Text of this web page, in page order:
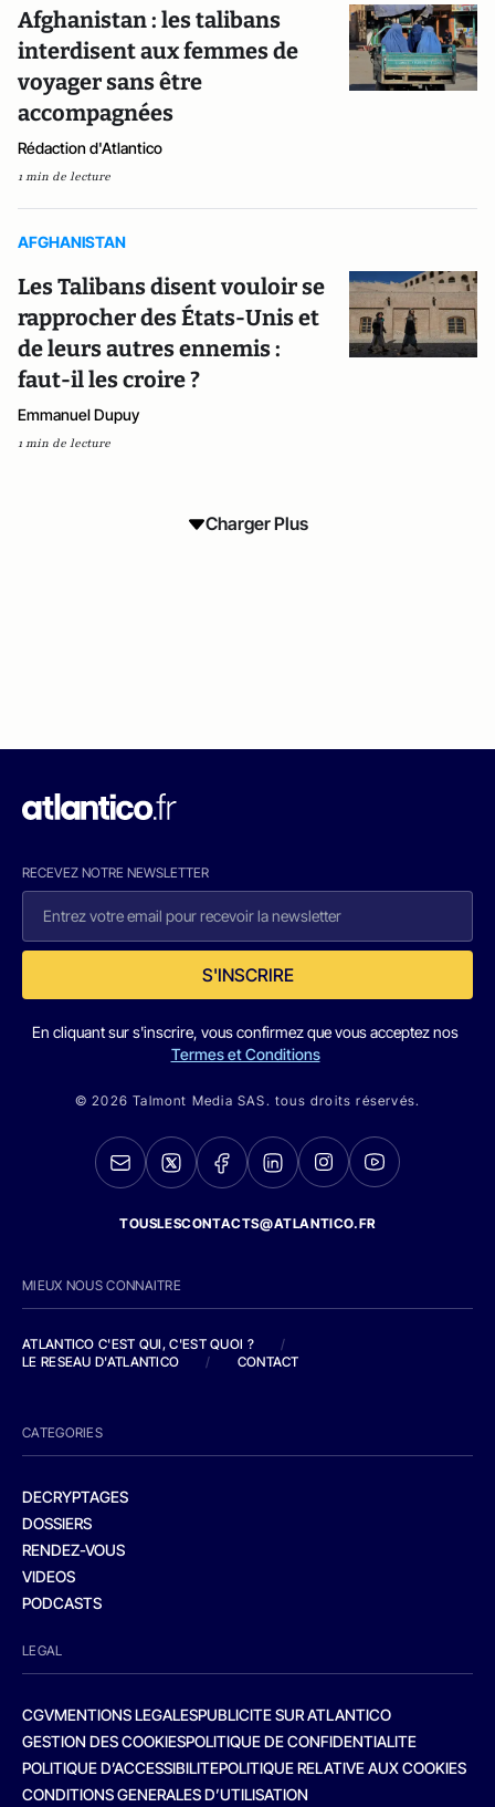
Afghanistan : les talibans
interdisent aux femmes de
voyager sans être
accompagnées
Rédaction d'Atlantico
1 min de lecture
AFGHANISTAN
Les Talibans disent vouloir se
rapprocher des États-Unis et
de leurs autres ennemis :
faut-il les croire ?
Emmanuel Dupuy
1 min de lecture
Charger Plus
RECEVEZ NOTRE NEWSLETTER
S'INSCRIRE
En cliquant sur s'inscrire, vous confirmez que vous acceptez nos
Termes et Conditions
© 2026 Talmont Media SAS. tous droits réservés.
TOUSLESCONTACTS@ATLANTICO.FR
MIEUX NOUS CONNAITRE
ATLANTICO C'EST QUI, C'EST QUOI ?
/
LE RESEAU D'ATLANTICO
/ CONTACT
CATEGORIES
DECRYPTAGES
DOSSIERS
RENDEZ-VOUS
VIDEOS
PODCASTS
LEGAL
CGVMENTIONS LEGALESPUBLICITE SUR ATLANTICO
GESTION DES COOKIESPOLITIQUE DE CONFIDENTIALITE
POLITIQUE D’ACCESSIBILITEPOLITIQUE RELATIVE AUX COOKIES
CONDITIONS GENERALES D’UTILISATION